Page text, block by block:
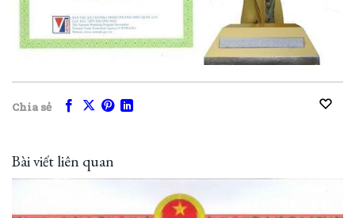
Chia sẻ
Bài viết liên quan